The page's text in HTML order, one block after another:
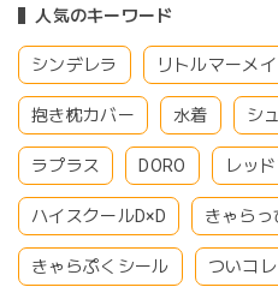
人気のキーワード
シンデレラ リトルマーメ
抱き枕カバー 水着 シ
ラプラス DORO レッ
ハイスクールD×D きゃらっ
きゃらぷくシール ついコレ